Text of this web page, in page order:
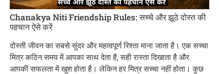
Chanakya Niti Friendship Rules: सच्चे और झूठे दोस्त की
पहचान ऐसे करें
दोस्ती जीवन का सबसे सुंदर और महत्वपूर्ण रिश्ता माना जाता है। एक सच्चा
मित्र कठिन समय में आपका साथ देता है, सही रास्ता दिखाता है और
आपकी सफलता में खुश होता है। लेकिन हर मित्र सच्चा नहीं होता। कुछ